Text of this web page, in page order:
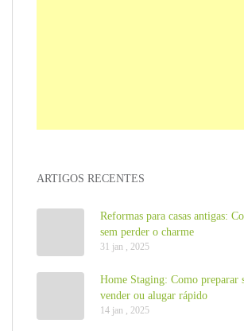
ARTIGOS RECENTES
Reformas para casas antigas:
sem perder o charme
31 jan , 2025
Home Staging: Como preparar
vender ou alugar rápido
14 jan , 2025